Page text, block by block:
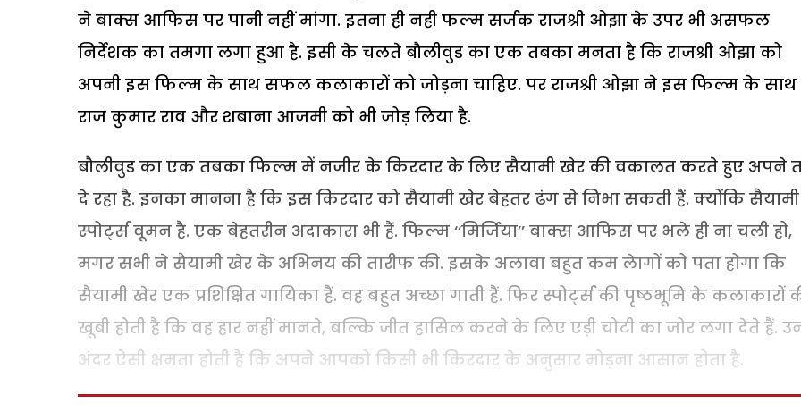
ने बाक्स आफिस पर पानी नहीं मांगा. इतना ही नही फल्म सर्जक राजश्री ओझा के उपर भी असफल
निर्देशक का तमगा लगा हुआ है. इसी के चलते बौलीवुड का एक तबका मनता है कि राजश्री ओझा को
अपनी इस फिल्म के साथ सफल कलाकारों को जोड़ना चाहिए. पर राजश्री ओझा ने इस फिल्म के
राज कुमार राव और शबाना आजमी को भी जोड़ लिया है.
बौलीवुड का एक तबका फिल्म में नजीर के किरदार के लिए सैयामी खेर की वकालत करते हुए अपने
दे रहा है. इनका मानना है कि इस किरदार को सैयामी खेर बेहतर ढंग से निभा सकती हैं. क्योंकि
स्पोर्ट्स वूमन है. एक बेहतरीन अदाकारा भी हैं. फिल्म ‘‘मिर्जिया’’ बाक्स आफिस पर भले ही ना चली हो,
मगर सभी ने सैयामी खेर के अभिनय की तारीफ की. इसके अलावा बहुत कम लेागों को पता होगा कि
सैयामी खेर एक प्रशिक्षित गायिका हैं. वह बहुत अच्छा गाती हैं. फिर स्पोर्ट्स की पृष्ठभूमि के कलाकारों
खूबी होती है कि वह हार नहीं मानते, बल्कि जीत हासिल करने के लिए एड़ी चोटी का जोर लगा देते हैं.
अंदर ऐसी क्षमता होती है कि अपने आपको किसी भी किरदार के अनुसार मोड़ना आसान होता है.